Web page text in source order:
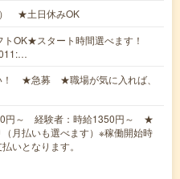
） ★土日休みOK
OK★スタート時間選べます！
！ ★急募 ★職場が気に入れば、
円～ 経験者：時給1350円～ ★
月払いも選べます）※稼働開始時
いとなります。